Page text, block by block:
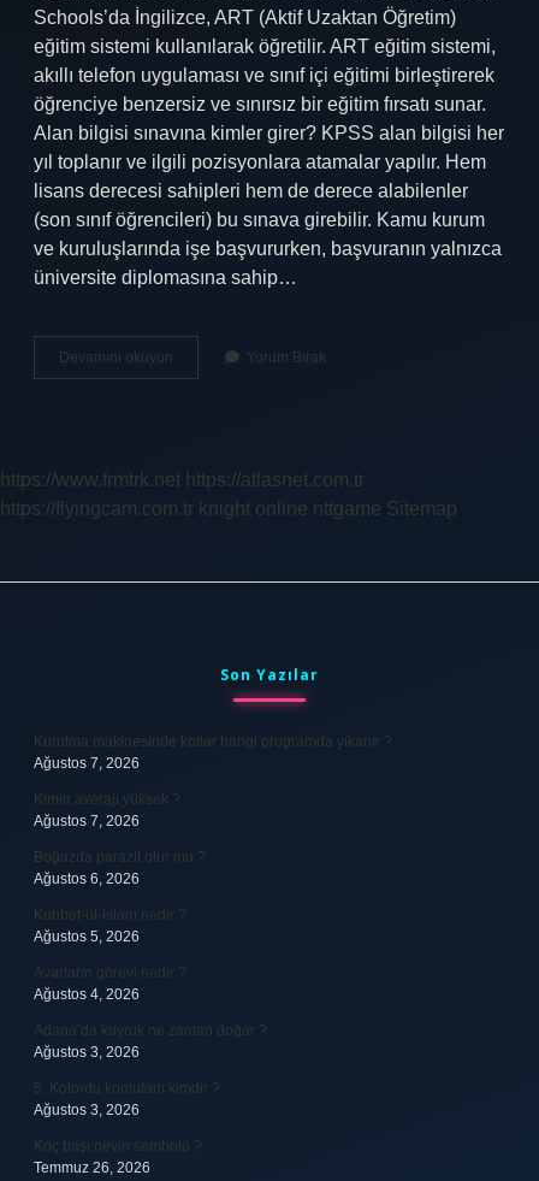
Schools’da İngilizce, ART (Aktif Uzaktan Öğretim)
eğitim sistemi kullanılarak öğretilir. ART eğitim sistemi,
akıllı telefon uygulaması ve sınıf içi eğitimi birleştirerek
öğrenciye benzersiz ve sınırsız bir eğitim fırsatı sunar.
Alan bilgisi sınavına kimler girer? KPSS alan bilgisi her
yıl toplanır ve ilgili pozisyonlara atamalar yapılır. Hem
lisans derecesi sahipleri hem de derece alabilenler
(son sınıf öğrencileri) bu sınava girebilir. Kamu kurum
ve kuruluşlarında işe başvururken, başvuranın yalnızca
üniversite diplomasına sahip…
Devamını okuyun
Alan
Yorum Bırak
https://www.frmtrk.net https://atlasnet.com.tr
https://flyingcam.com.tr knight online nttgame Sitemap
Son Yazılar
Kurutma makinesinde kotlar hangi programda yıkanır ?
Ağustos 7, 2026
Kimin averajı yüksek ?
Ağustos 7, 2026
Boğazda parazit olur mu ?
Ağustos 6, 2026
Kubbet-ül-İslam nedir ?
Ağustos 5, 2026
Avarların görevi nedir ?
Ağustos 4, 2026
Adana’da kuyruk ne zaman doğar ?
Ağustos 3, 2026
5. Kolordu komutanı kimdir ?
Ağustos 3, 2026
Koç başı neyin sembolü ?
Temmuz 26, 2026